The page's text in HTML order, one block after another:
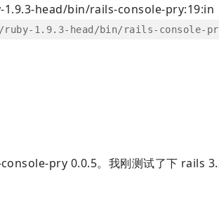
head/bin/rails-console-pry:19:in
ruby-1.9.3-head/bin/rails-console-
pry 0.0.5。我刚测试了下 rails